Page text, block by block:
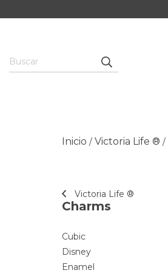
Inicio / Victoria Life ® /
Victoria Life ®
Charms
Cubic
Disney
Enamel